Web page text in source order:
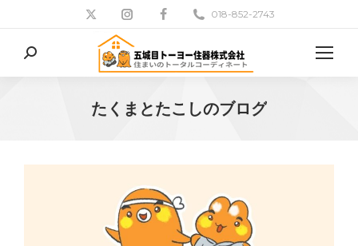
018-852-2743
検
索:
たくまとたこしのブログ